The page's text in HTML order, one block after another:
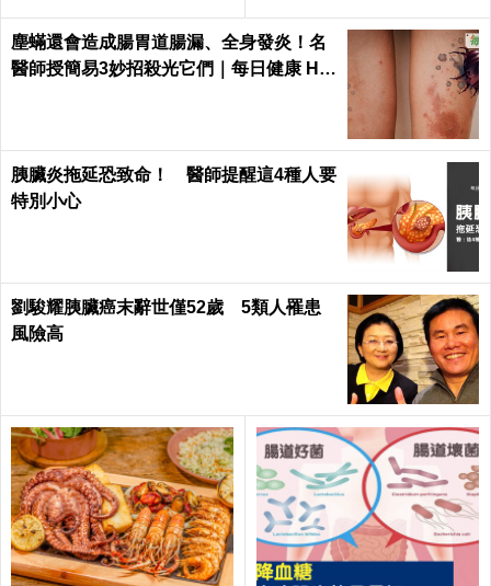
塵蟎還會造成腸胃道腸漏、全身發炎！名
醫師授簡易3妙招殺光它們｜每日健康 He
胰臟炎拖延恐致命！ 醫師提醒這4種人要
特別小心
劉駿耀胰臟癌末辭世僅52歲 5類人罹患
風險高